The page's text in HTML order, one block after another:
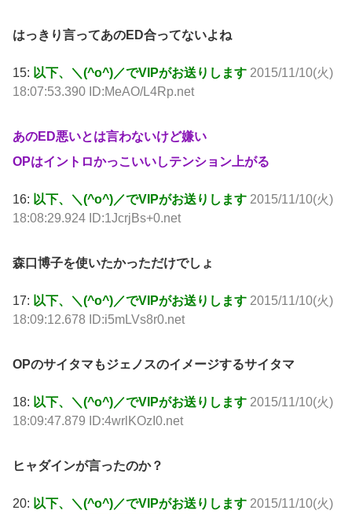
はっきり言ってあのED合ってないよね
15: 以下、＼(^o^)／でVIPがお送りします 2015/11/10(火)
18:07:53.390 ID:MeAO/L4Rp.net
あのED悪いとは言わないけど嫌い
OPはイントロかっこいいしテンション上がる
16: 以下、＼(^o^)／でVIPがお送りします 2015/11/10(火)
18:08:29.924 ID:1JcrjBs+0.net
森口博子を使いたかっただけでしょ
17: 以下、＼(^o^)／でVIPがお送りします 2015/11/10(火)
18:09:12.678 ID:i5mLVs8r0.net
OPのサイタマもジェノスのイメージするサイタマ
18: 以下、＼(^o^)／でVIPがお送りします 2015/11/10(火)
18:09:47.879 ID:4wrlKOzI0.net
ヒャダインが言ったのか？
20: 以下、＼(^o^)／でVIPがお送りします 2015/11/10(火)